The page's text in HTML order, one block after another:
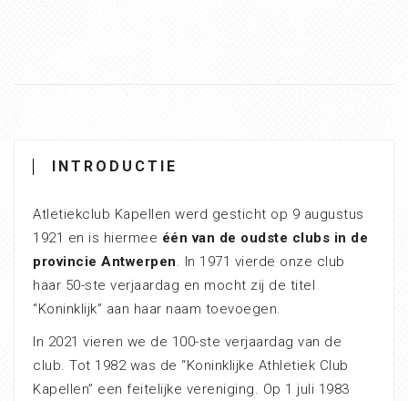
INTRODUCTIE
Atletiekclub Kapellen werd gesticht op 9 augustus
1921 en is hiermee één van de oudste clubs in de
provincie Antwerpen. In 1971 vierde onze club
haar 50-ste verjaardag en mocht zij de titel
“Koninklijk” aan haar naam toevoegen.
In 2021 vieren we de 100-ste verjaardag van de
club. Tot 1982 was de “Koninklijke Athletiek Club
Kapellen” een feitelijke vereniging. Op 1 juli 1983